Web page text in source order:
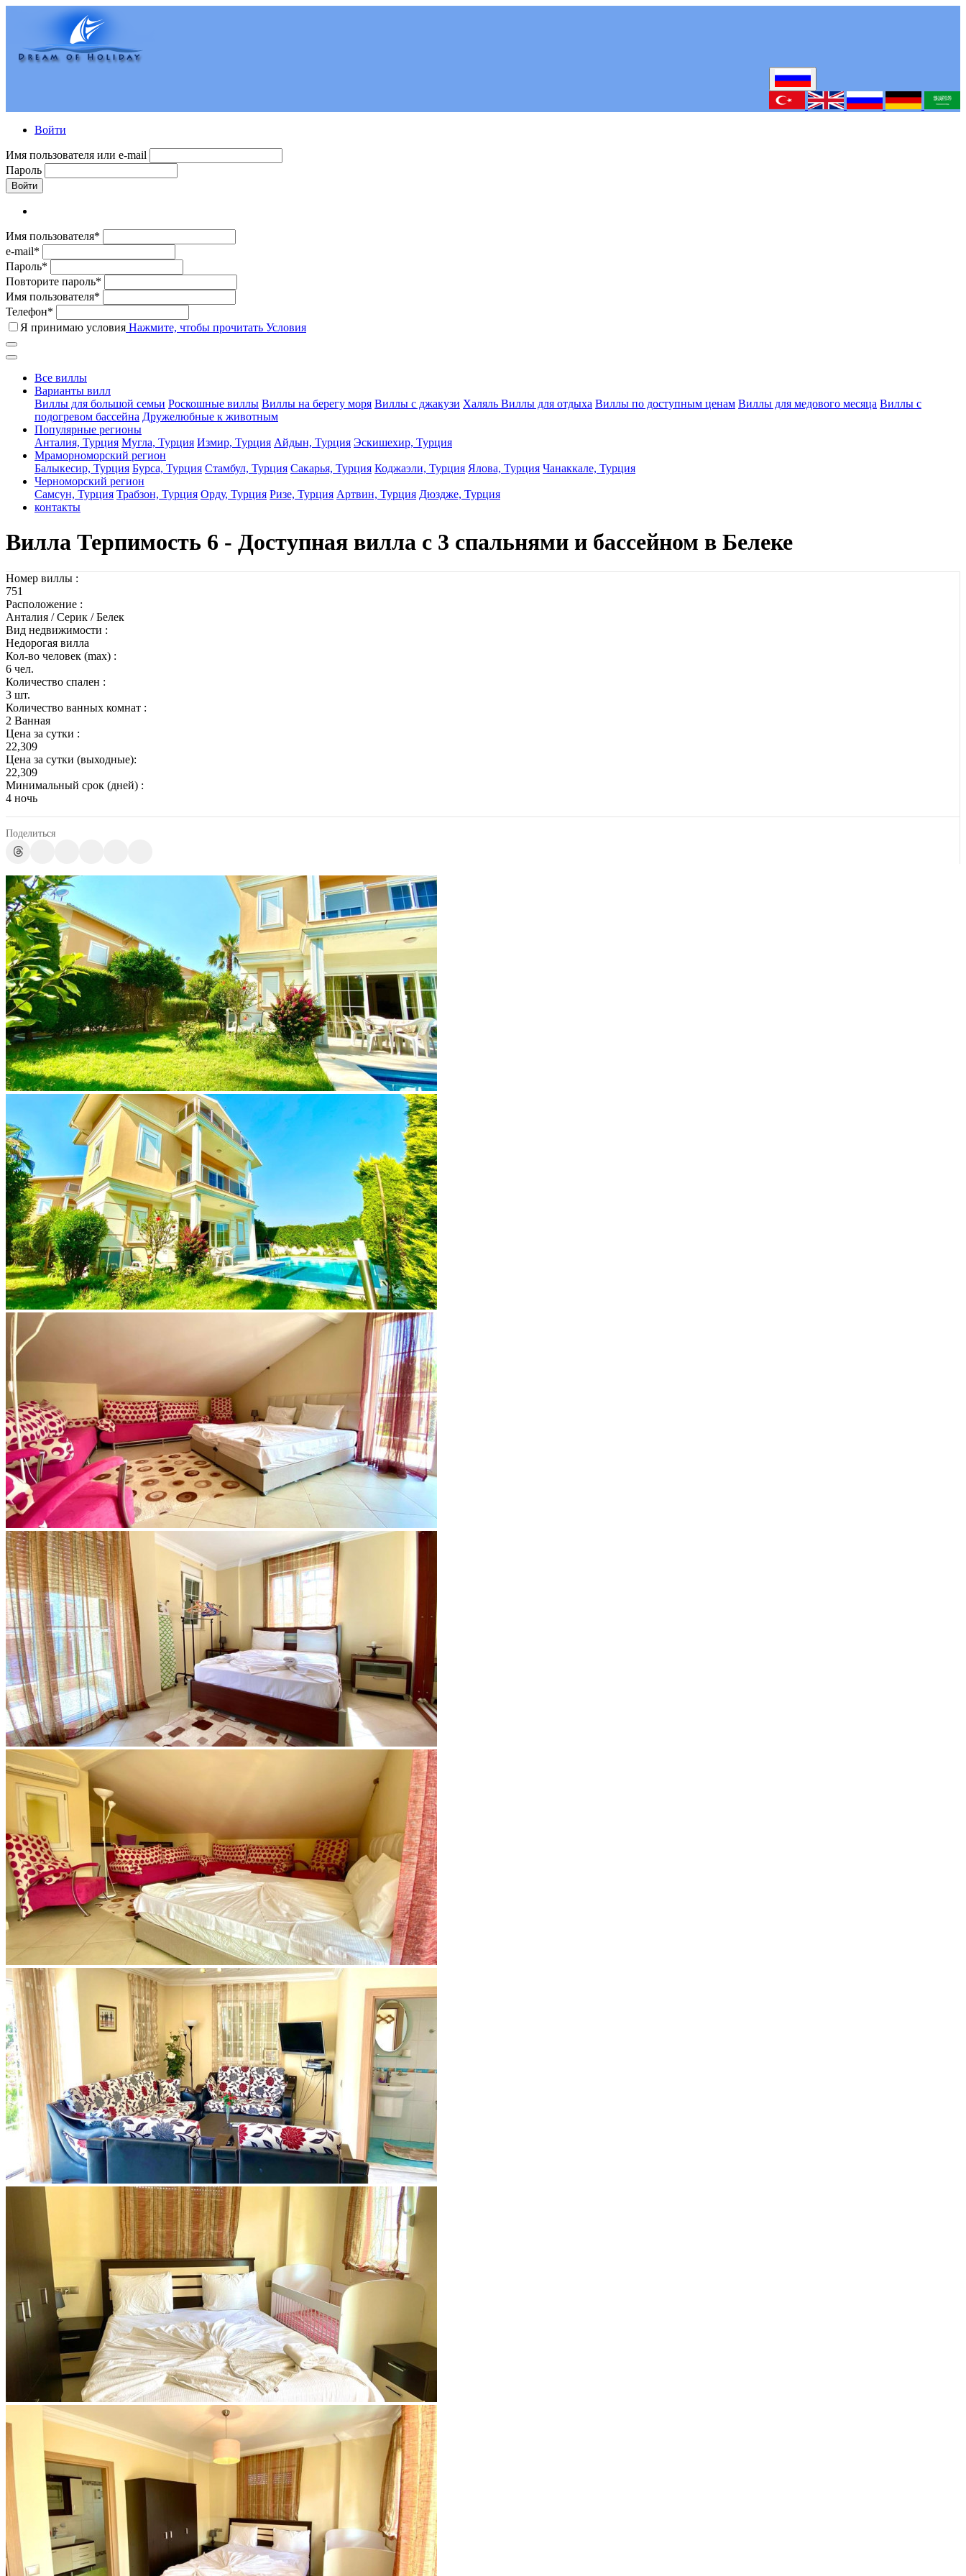
Войти
Имя пользователя или e-mail
Пароль
Войти
Имя пользователя*
e-mail*
Пароль*
Повторите пароль*
Имя пользователя*
Телефон*
Я принимаю условия Нажмите, чтобы прочитать Условия
Все виллы
Варианты вилл
Виллы для большой семьи Роскошные виллы Виллы на берегу моря Виллы с джакузи Халяль Виллы для отдыха Виллы по доступным ценам Виллы для медового месяца Виллы с
подогревом бассейна Дружелюбные к животным
Популярные регионы
Анталия, Турция Мугла, Турция Измир, Турция Айдын, Турция Эскишехир, Турция
Мраморноморский регион
Балыкесир, Турция Бурса, Турция Стамбул, Турция Сакарья, Турция Коджаэли, Турция Ялова, Турция Чанаккале, Турция
Черноморский регион
Самсун, Турция Трабзон, Турция Орду, Турция Ризе, Турция Артвин, Турция Дюздже, Турция
контакты
Вилла Терпимость 6 - Доступная вилла с 3 спальнями и бассейном в Белеке
Номер виллы :
751
Расположение :
Анталия / Серик / Белек
Вид недвижимости :
Недорогая вилла
Кол-во человек (max) :
6 чел.
Количество спален :
3 шт.
Количество ванных комнат :
2 Ванная
Цена за сутки :
22,309
Цена за сутки (выходные):
22,309
Минимальный срок (дней) :
4 ночь
Поделиться